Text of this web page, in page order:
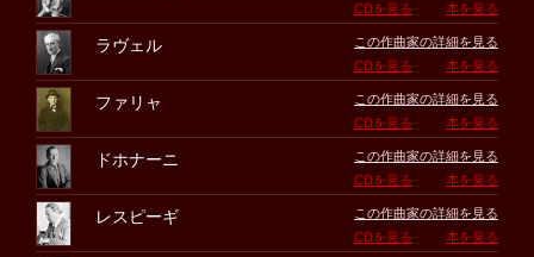
CDを見る
本を見る
ラヴェル
この作曲家の詳細を見る
CDを見る
本を見る
ファリャ
この作曲家の詳細を見る
CDを見る
本を見る
ドホナーニ
この作曲家の詳細を見る
CDを見る
本を見る
レスピーギ
この作曲家の詳細を見る
CDを見る
本を見る